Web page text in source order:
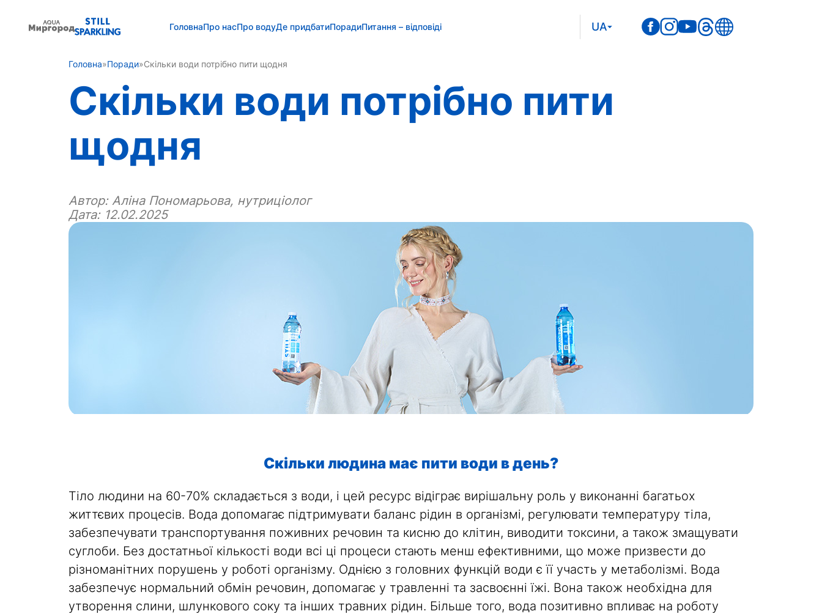
ГоловнаПро насПро водуДе придбатиПорадиПитання – відповіді UA
Головна»Поради»Скільки води потрібно пити щодня
Скільки води потрібно пити
щодня
Автор:Аліна Пономарьова, нутриціолог
Дата: 12.02.2025
Скільки людина має пити води в день?
Тіло людини на 60-70% складається з води, і цей ресурс відіграє вирішальну роль у виконанні багатьох
життєвих процесів. Вода допомагає підтримувати баланс рідин в організмі, регулювати температуру тіла,
забезпечувати транспортування поживних речовин та кисню до клітин, виводити токсини, а також змащувати
суглоби. Без достатньої кількості води всі ці процеси стають менш ефективними, що може призвести до
різноманітних порушень у роботі організму. Однією з головних функцій води є її участь у метаболізмі. Вода
забезпечує нормальний обмін речовин, допомагає у травленні та засвоєнні їжі. Вона також необхідна для
утворення слини, шлункового соку та інших травних рідин. Більше того, вода позитивно впливає на роботу